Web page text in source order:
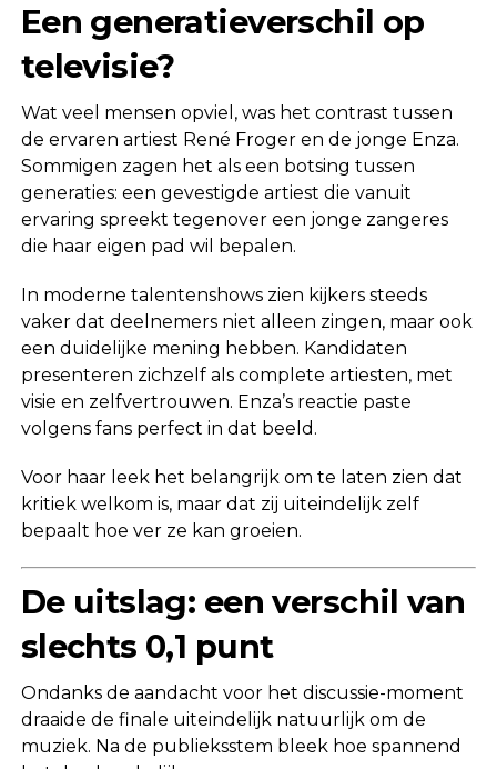
Een generatieverschil op
televisie?
Wat veel mensen opviel, was het contrast tussen
de ervaren artiest René Froger en de jonge Enza.
Sommigen zagen het als een botsing tussen
generaties: een gevestigde artiest die vanuit
ervaring spreekt tegenover een jonge zangeres
die haar eigen pad wil bepalen.
In moderne talentenshows zien kijkers steeds
vaker dat deelnemers niet alleen zingen, maar ook
een duidelijke mening hebben. Kandidaten
presenteren zichzelf als complete artiesten, met
visie en zelfvertrouwen. Enza’s reactie paste
volgens fans perfect in dat beeld.
Voor haar leek het belangrijk om te laten zien dat
kritiek welkom is, maar dat zij uiteindelijk zelf
bepaalt hoe ver ze kan groeien.
De uitslag: een verschil van
slechts 0,1 punt
Ondanks de aandacht voor het discussie-moment
draaide de finale uiteindelijk natuurlijk om de
muziek. Na de publieksstem bleek hoe spannend